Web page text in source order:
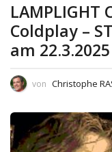
LAMPLIGHT
Coldplay –
am
von Christophe